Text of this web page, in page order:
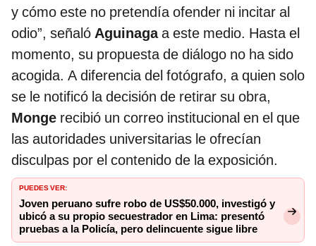
y cómo este no pretendía ofender ni incitar al
odio”, señaló Aguinagaa este medio. Hasta el
momento, su propuesta de diálogo no ha sido
acogida. A diferencia del fotógrafo, a quien solo
se le notificó la decisión de retirar su obra,
Monge recibió un correo institucional en el que
las autoridades universitarias le ofrecían
disculpas por el contenido de la exposición.
PUEDES VER:
Joven peruano sufre robo de US$50.000, investigó y
ubicó a su propio secuestrador en Lima: presentó
pruebas a la Policía, pero delincuente sigue libre